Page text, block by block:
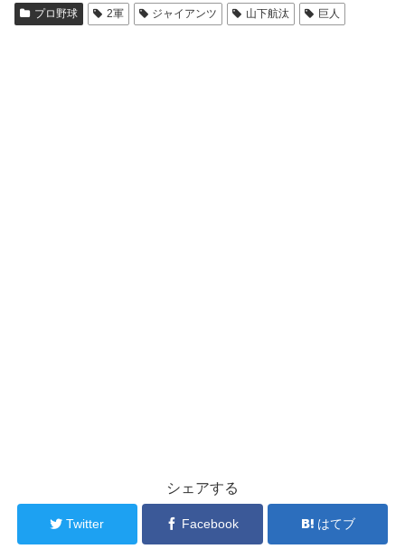
プロ野球 2軍 ジャイアンツ 山下航汰 巨人
シェアする
Twitter Facebook はてブ